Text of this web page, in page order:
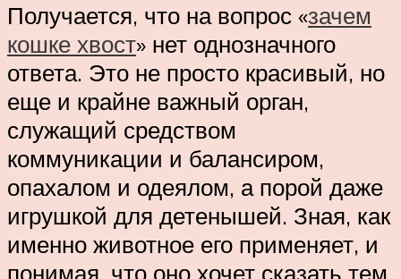
Получается, что на вопрос «зачем
кошке хвост» нет однозначного
ответа. Это не просто красивый, но
еще и крайне важный орган,
служащий средством
коммуникации и балансиром,
опахалом и одеялом, а порой даже
игрушкой для детенышей. Зная, как
именно животное его применяет, и
понимая, что оно хочет сказать тем